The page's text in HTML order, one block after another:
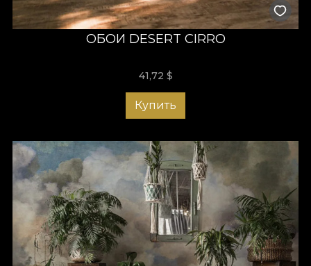
ОБОИ DESERT CIRRO
41,72 $
Купить